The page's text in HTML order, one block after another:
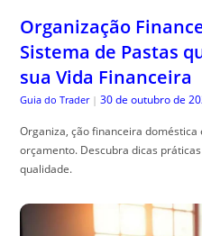
Organização
Sistema de Pastas
sua Vida Financeira
Guia do Trader | 30 de outubro de
Organiza, ção financeira
orçamento. Descubra dicas
qualidade.